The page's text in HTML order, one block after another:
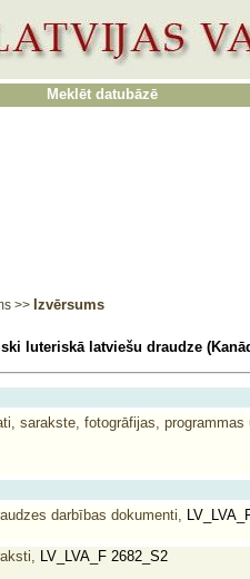
Meklēt datubāzē
>> Izvērsums
luteriskā latviešu draudze
sarakste, fotogrāfijas, programmas
darbības dokumenti,
LV_LVA_F 2682_S2